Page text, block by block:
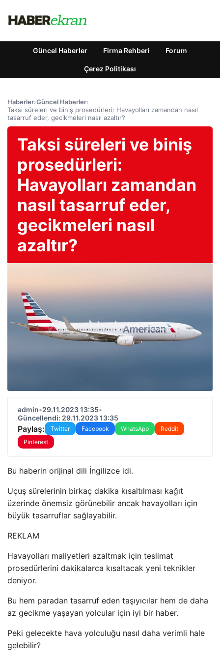
Güncel Haberler Firma Rehberi Forum
Çerez Politikası
Haberler›Güncel Haberler›
Taksi süreleri ve biniş prosedürleri: Havayolları zamandan nasıl
tasarruf eder, gecikmeleri nasıl azaltır?
Taksi süreleri ve biniş
prosedürleri:
Havayolları zamandan
nasıl tasarruf eder,
gecikmeleri nasıl
azaltır?
admin•29.11.2023 13:35•
Güncellendi: 29.11.2023 13:35
Paylaş: Twitter Facebook WhatsApp
Reddit
Pinterest
Bu haberin orijinal dili İngilizce idi.
Uçuş sürelerinin birkaç dakika kısaltılması kağıt
üzerinde önemsiz görünebilir ancak havayolları için
büyük tasarruflar sağlayabilir.
REKLAM
Havayolları maliyetleri azaltmak için teslimat
prosedürlerini dakikalarca kısaltacak yeni teknikler
deniyor.
Bu hem paradan tasarruf eden taşıyıcılar hem de daha
az gecikme yaşayan yolcular için iyi bir haber.
Peki gelecekte hava yolculuğu nasıl daha verimli hale
gelebilir?